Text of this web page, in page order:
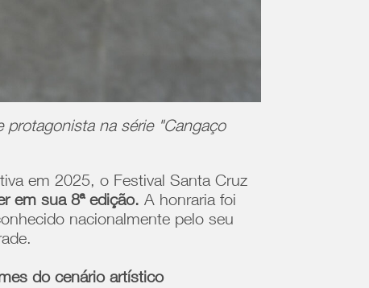
na série "Cangaço
em 2025, o Festival Santa Cruz
em sua 8ª edição.A honraria foi
nacionalmente pelo seu
do cenário artístico